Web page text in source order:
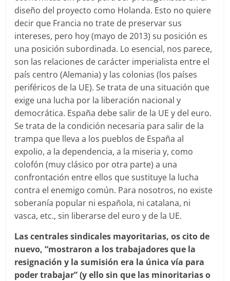
diseño del proyecto como Holanda. Esto no quiere
decir que Francia no trate de preservar sus
intereses, pero hoy (mayo de 2013) su posición es
una posición subordinada. Lo esencial, nos parece,
son las relaciones de carácter imperialista entre el
país centro (Alemania) y las colonias (los países
periféricos de la UE). Se trata de una situación que
exige una lucha por la liberación nacional y
democrática. España debe salir de la UE y del euro.
Se trata de la condición necesaria para salir de la
trampa que lleva a los pueblos de España al
expolio, a la dependencia, a la miseria y, como
colofón (muy clásico por otra parte) a una
confrontación entre ellos que sustituye la lucha
contra el enemigo común. Para nosotros, no existe
soberanía popular ni española, ni catalana, ni
vasca, etc., sin liberarse del euro y de la UE.
Las centrales sindicales mayoritarias, os cito de
nuevo, “mostraron a los trabajadores que la
resignación y la sumisión era la única vía para
poder trabajar” (y ello sin que las minoritarias o